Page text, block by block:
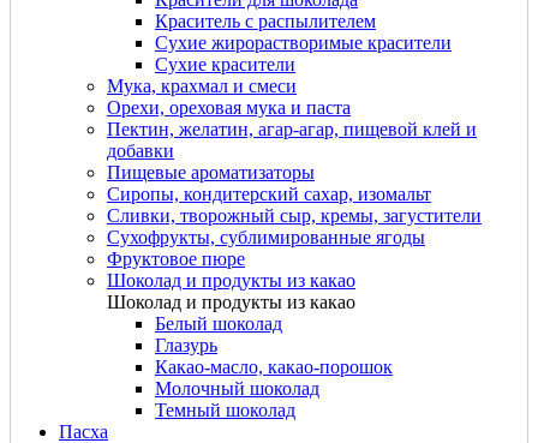
Краситель с распылителем
Сухие жирорастворимые красители
Сухие красители
Мука, крахмал и смеси
Орехи, ореховая мука и паста
Пектин, желатин, агар-агар, пищевой клей и
добавки
Пищевые ароматизаторы
Сиропы, кондитерский сахар, изомальт
Сливки, творожный сыр, кремы, загустители
Сухофрукты, сублимированные ягоды
Фруктовое пюре
Шоколад и продукты из какао
Шоколад и продукты из какао
Белый шоколад
Глазурь
Какао-масло, какао-порошок
Молочный шоколад
Темный шоколад
Пасха